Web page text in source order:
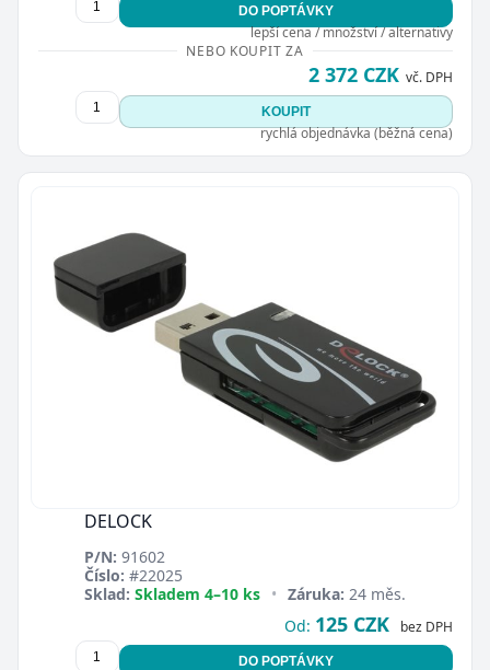
DO POPTÁVKY
lepší cena / množství / alternativy
NEBO KOUPIT ZA
2 372 CZK vč. DPH
KOUPIT
rychlá objednávka (běžná cena)
DELOCK
P/N: 91602
Číslo: #22025
Sklad: Skladem 4–10 ks • Záruka: 24 měs.
Od: 125 CZK bez DPH
DO POPTÁVKY